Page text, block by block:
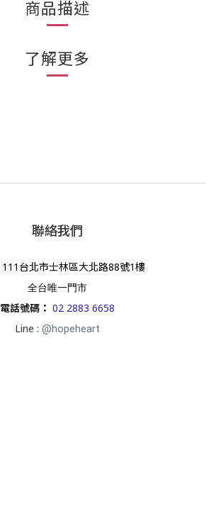
商品描述
了解更多
聯絡我們
111台北市士林區大北路88號1樓
全台唯一門市
電話號碼 ： 02 2883 6658
Line : @hopeheart